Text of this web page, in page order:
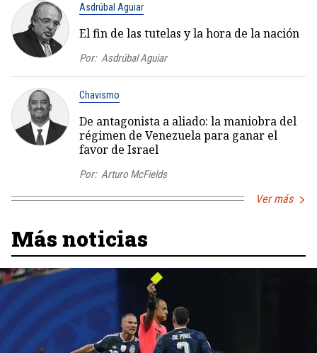
Asdrúbal Aguiar
El fin de las tutelas y la hora de la nación
Por: Asdrúbal Aguiar
Chavismo
De antagonista a aliado: la maniobra del
régimen de Venezuela para ganar el
favor de Israel
Por: Arturo McFields
Ver más
Más noticias